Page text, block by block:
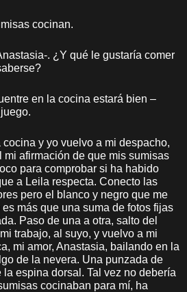
cocinan.
. ¿Y qué le gustaría comer
en la cocina estará bien –
y yo vuelvo a mi despacho,
mi afirmación de que mis sumisas
para comprobar si ha habido
a Leila respecta. Conecto las
pero el blanco y negro que me
más que una suma de fotos fijas
Paso de una a otra, salto del
trabajo, al suyo, y vuelvo a mi
mi amor, Anastasia, bailando en la
de la nevera. Una punzada de
espina dorsal. Tal vez no debería
cocinaban para mí, ha